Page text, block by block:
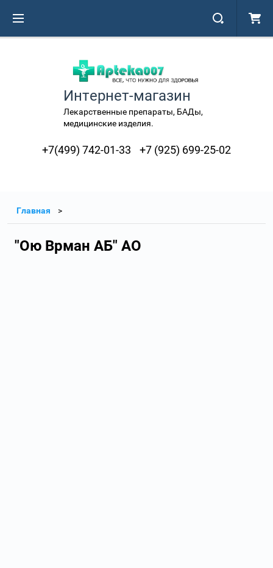
Интернет-магазин
Лекарственные препараты, БАДы,
медицинские изделия.
+7(499) 742-01-33 +7 (925) 699-25-02
Главная
"Ою Врман АБ" АО